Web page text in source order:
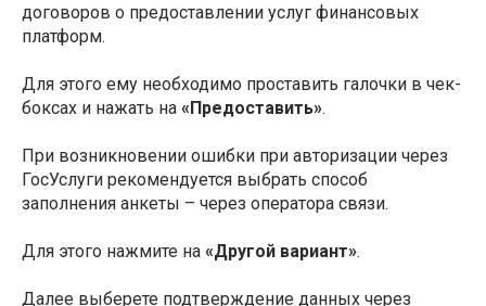
договоров о предоставлении услуг финансовых
платформ.
Для этого ему необходимо проставить галочки в чек-
боксах и нажать на «Предоставить».
При возникновении ошибки при авторизации через
ГосУслуги рекомендуется выбрать способ
заполнения анкеты – через оператора связи.
Для этого нажмите на «Другой вариант».
Далее выберете подтверждение данных через